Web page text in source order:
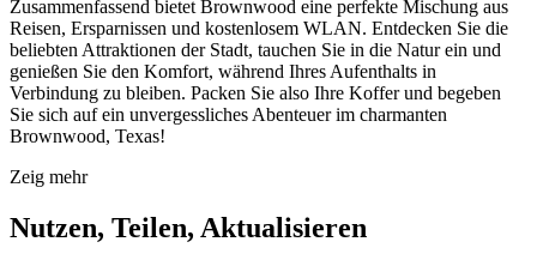
Zusammenfassend bietet Brownwood eine perfekte Mischung aus
Reisen, Ersparnissen und kostenlosem WLAN. Entdecken Sie die
beliebten Attraktionen der Stadt, tauchen Sie in die Natur ein und
genießen Sie den Komfort, während Ihres Aufenthalts in
Verbindung zu bleiben. Packen Sie also Ihre Koffer und begeben
Sie sich auf ein unvergessliches Abenteuer im charmanten
Brownwood, Texas!
Zeig mehr
Nutzen, Teilen, Aktualisieren